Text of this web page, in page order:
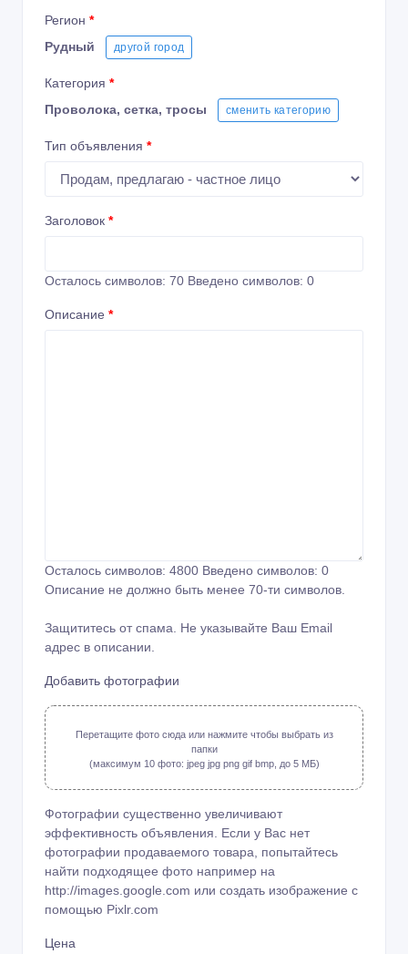
Регион *
Рудный
другой город
Категория *
Проволока, сетка, тросы
сменить категорию
Тип объявления *
Заголовок *
Осталось символов: 70 Введено символов: 0
Описание *
Осталось символов: 4800 Введено символов: 0
Описание не должно быть менее 70-ти символов.
Защититесь от спама. Не указывайте Ваш Email
адрес в описании.
Добавить фотографии
Перетащите фото сюда или нажмите чтобы выбрать из
папки
(максимум 10 фото: jpeg jpg png gif bmp, до 5 МБ)
Фотографии существенно увеличивают
эффективность объявления. Если у Вас нет
фотографии продаваемого товара, попытайтесь
найти подходящее фото например на
http://images.google.com или создать изображение с
помощью Pixlr.com
Цена